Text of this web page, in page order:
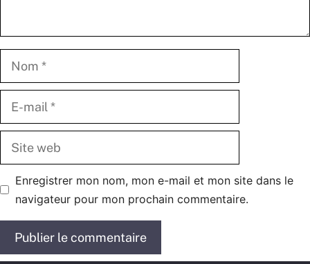
Enregistrer mon nom, mon e-mail et mon site dans le
navigateur pour mon prochain commentaire.